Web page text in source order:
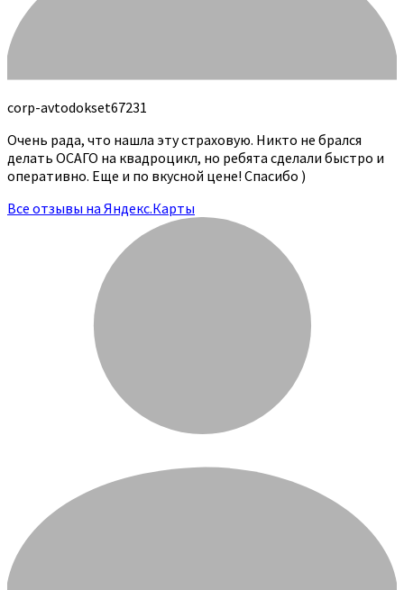
corp-avtodokset67231
Очень рада, что нашла эту страховую. Никто не брался
делать ОСАГО на квадроцикл, но ребята сделали быстро и
оперативно. Еще и по вкусной цене! Спасибо )
Все отзывы на Яндекс.Карты